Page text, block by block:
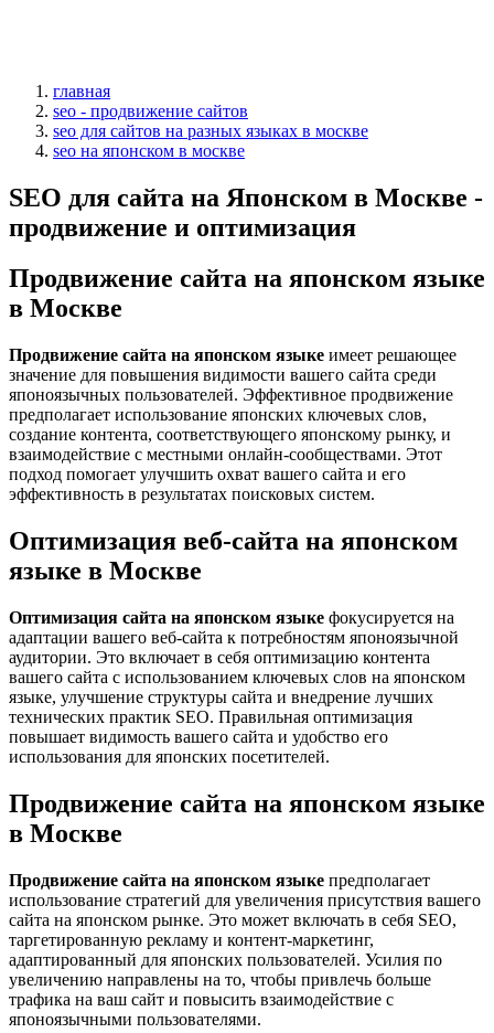
главная
seo - продвижение сайтов
seo для сайтов на разных языках в москве
seo на японском в москве
SEO для сайта на Японском в Москве -
продвижение и оптимизация
Продвижение сайта на японском языке
в Москве
Продвижение сайта на японском языке имеет решающее
значение для повышения видимости вашего сайта среди
японоязычных пользователей. Эффективное продвижение
предполагает использование японских ключевых слов,
создание контента, соответствующего японскому рынку, и
взаимодействие с местными онлайн-сообществами. Этот
подход помогает улучшить охват вашего сайта и его
эффективность в результатах поисковых систем.
Оптимизация веб-сайта на японском
языке в Москве
Оптимизация сайта на японском языке фокусируется на
адаптации вашего веб-сайта к потребностям японоязычной
аудитории. Это включает в себя оптимизацию контента
вашего сайта с использованием ключевых слов на японском
языке, улучшение структуры сайта и внедрение лучших
технических практик SEO. Правильная оптимизация
повышает видимость вашего сайта и удобство его
использования для японских посетителей.
Продвижение сайта на японском языке
в Москве
Продвижение сайта на японском языке предполагает
использование стратегий для увеличения присутствия вашего
сайта на японском рынке. Это может включать в себя SEO,
таргетированную рекламу и контент-маркетинг,
адаптированный для японских пользователей. Усилия по
увеличению направлены на то, чтобы привлечь больше
трафика на ваш сайт и повысить взаимодействие с
японоязычными пользователями.